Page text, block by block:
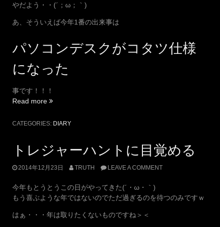
やだよう・・(´；ω；｀)
あ、そういえば今年1番の出来事は
パソコンデスクがコタツ仕様
になった
事です！！！
Read more “お
た
く
く。”
CATEGORIES: DIARY
トレジャーハントに目覚める
2014年12月23日 TRUTH LEAVE A COMMENT
今年もとうとうこの日がやってきた(´・ω・｀)
もう喜ぶような年ではないのでただ過ぎるのを待つのみですｗ
はぁ・・・年は取りたくないものですね＞＜